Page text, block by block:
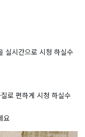
실시간으로 시청 하실수
로 편하게 시청 하실수
요